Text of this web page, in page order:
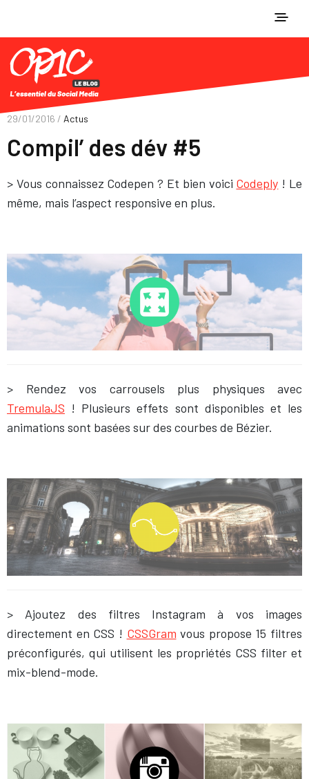
29/01/2016 / Actus
Compil’ des dév #5
> Vous connaissez Codepen ? Et bien voici Codeply ! Le
même, mais l’aspect responsive en plus.
> Rendez vos carrousels plus physiques avec
TremulaJS ! Plusieurs effets sont disponibles et les
animations sont basées sur des courbes de Bézier.
> Ajoutez des filtres Instagram à vos images
directement en CSS ! CSSGram vous propose 15 filtres
préconfigurés, qui utilisent les propriétés CSS filter et
mix-blend-mode.